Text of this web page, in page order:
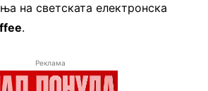
на светската електронска
.
Реклама